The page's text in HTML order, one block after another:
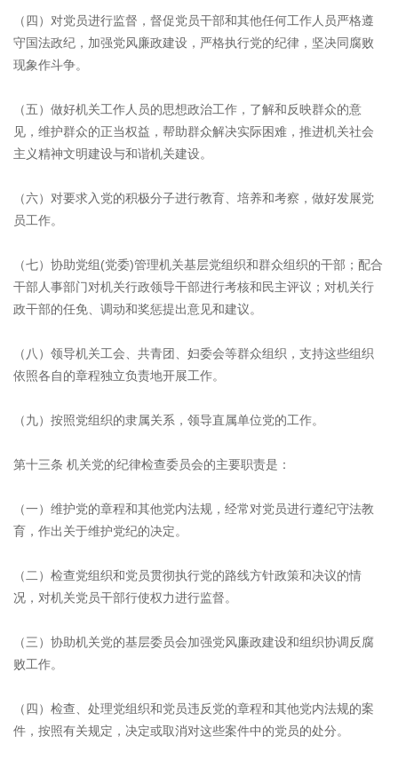
（四）对党员进行监督，督促党员干部和其他任何工作人员严格遵
守国法政纪，加强党风廉政建设，严格执行党的纪律，坚决同腐败
现象作斗争。
（五）做好机关工作人员的思想政治工作，了解和反映群众的意
见，维护群众的正当权益，帮助群众解决实际困难，推进机关社会
主义精神文明建设与和谐机关建设。
（六）对要求入党的积极分子进行教育、培养和考察，做好发展党
员工作。
（七）协助党组(党委)管理机关基层党组织和群众组织的干部；配合
干部人事部门对机关行政领导干部进行考核和民主评议；对机关行
政干部的任免、调动和奖惩提出意见和建议。
（八）领导机关工会、共青团、妇委会等群众组织，支持这些组织
依照各自的章程独立负责地开展工作。
（九）按照党组织的隶属关系，领导直属单位党的工作。
第十三条 机关党的纪律检查委员会的主要职责是：
（一）维护党的章程和其他党内法规，经常对党员进行遵纪守法教
育，作出关于维护党纪的决定。
（二）检查党组织和党员贯彻执行党的路线方针政策和决议的情
况，对机关党员干部行使权力进行监督。
（三）协助机关党的基层委员会加强党风廉政建设和组织协调反腐
败工作。
（四）检查、处理党组织和党员违反党的章程和其他党内法规的案
件，按照有关规定，决定或取消对这些案件中的党员的处分。